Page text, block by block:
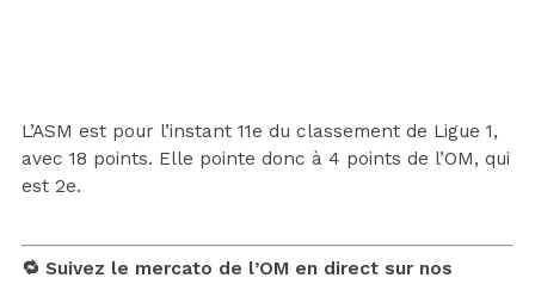
L’ASM est pour l’instant 11e du classement de Ligue 1,
avec 18 points. Elle pointe donc à 4 points de l’OM, qui
est 2e.
🔁 Suivez le mercato de l’OM en direct sur nos